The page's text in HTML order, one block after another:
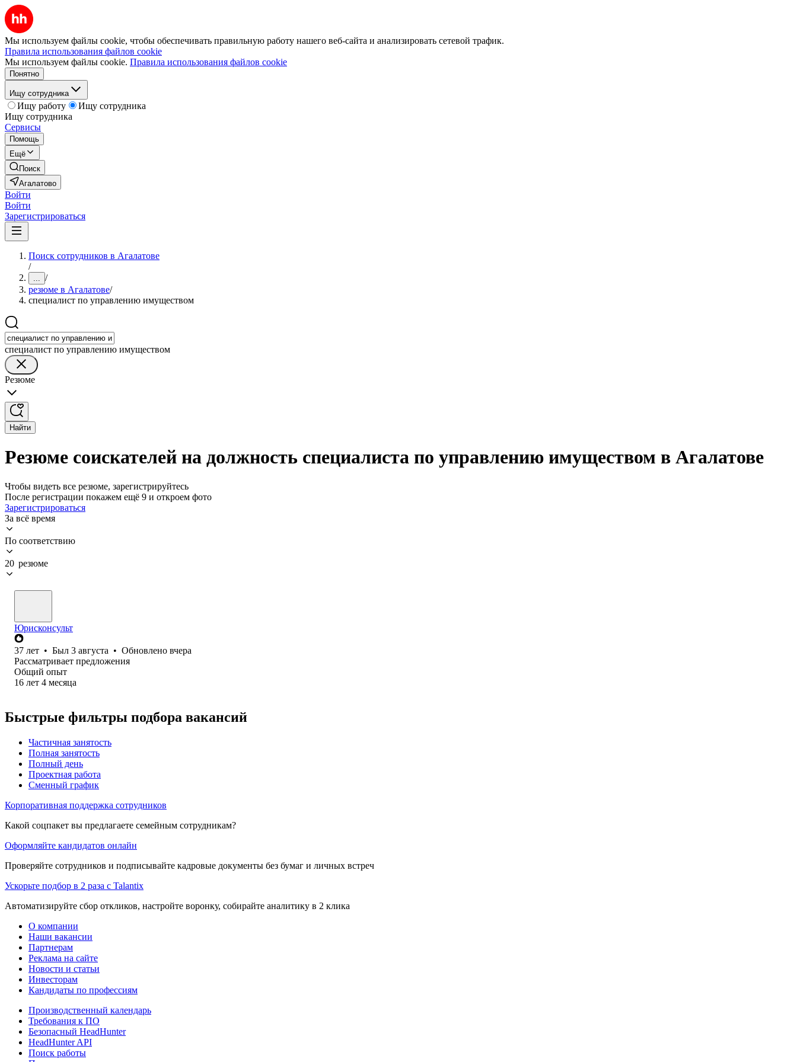
Мы используем файлы cookie, чтобы обеспечивать правильную работу нашего веб-сайта и анализировать сетевой трафик.
Правила использования файлов cookie
Мы используем файлы cookie. Правила использования файлов cookie
Понятно
Ищу сотрудника
Ищу работу
Ищу сотрудника
Ищу сотрудника
Сервисы
Помощь
Ещё
Поиск
Агалатово
Войти
Войти
Зарегистрироваться
Поиск сотрудников в Агалатове
/
... /
резюме в Агалатове/
специалист по управлению имуществом
специалист по управлению имуществом
Резюме
Найти
Резюме соискателей на должность специалиста по управлению имуществом в Агалатове
Чтобы видеть все резюме, зарегистрируйтесь
После регистрации покажем ещё 9 и откроем фото
Зарегистрироваться
За всё время
По соответствию
20 резюме
Юрисконсульт
37 лет • Был 3 августа • Обновлено вчера
Рассматривает предложения
Общий опыт
16 лет 4 месяца
Быстрые фильтры подбора вакансий
Частичная занятость
Полная занятость
Полный день
Проектная работа
Сменный график
Корпоративная поддержка сотрудников
Какой соцпакет вы предлагаете семейным сотрудникам?
Оформляйте кандидатов онлайн
Проверяйте сотрудников и подписывайте кадровые документы без бумаг и личных встреч
Ускорьте подбор в 2 раза с Talantix
Автоматизируйте сбор откликов, настройте воронку, собирайте аналитику в 2 клика
О компании
Наши вакансии
Партнерам
Реклама на сайте
Новости и статьи
Инвесторам
Кандидаты по профессиям
Производственный календарь
Требования к ПО
Безопасный HeadHunter
HeadHunter API
Поиск работы